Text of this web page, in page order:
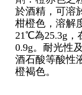
於酒精，可溶
柑橙色，溶解
21℃為25.3g，
0.9g。耐光性
酒石酸等酸性
橙褐色。